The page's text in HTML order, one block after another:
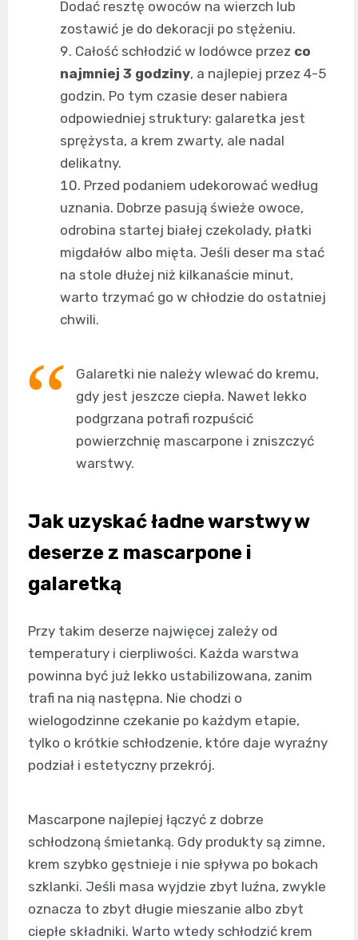
Dodać resztę owoców na wierzch lub
zostawić je do dekoracji po stężeniu.
Całość schłodzić w lodówce przez co
najmniej 3 godziny, a najlepiej przez 4-5
godzin. Po tym czasie deser nabiera
odpowiedniej struktury: galaretka jest
sprężysta, a krem zwarty, ale nadal
delikatny.
Przed podaniem udekorować według
uznania. Dobrze pasują świeże owoce,
odrobina startej białej czekolady, płatki
migdałów albo mięta. Jeśli deser ma stać
na stole dłużej niż kilkanaście minut,
warto trzymać go w chłodzie do ostatniej
chwili.
Galaretki nie należy wlewać do kremu,
gdy jest jeszcze ciepła. Nawet lekko
podgrzana potrafi rozpuścić
powierzchnię mascarpone i zniszczyć
warstwy.
Jak uzyskać ładne warstwy w
deserze z mascarpone i
galaretką
Przy takim deserze najwięcej zależy od
temperatury i cierpliwości. Każda warstwa
powinna być już lekko ustabilizowana, zanim
trafi na nią następna. Nie chodzi o
wielogodzinne czekanie po każdym etapie,
tylko o krótkie schłodzenie, które daje wyraźny
podział i estetyczny przekrój.
Mascarpone najlepiej łączyć z dobrze
schłodzoną śmietanką. Gdy produkty są zimne,
krem szybko gęstnieje i nie spływa po bokach
szklanki. Jeśli masa wyjdzie zbyt luźna, zwykle
oznacza to zbyt długie mieszanie albo zbyt
ciepłe składniki. Warto wtedy schłodzić krem